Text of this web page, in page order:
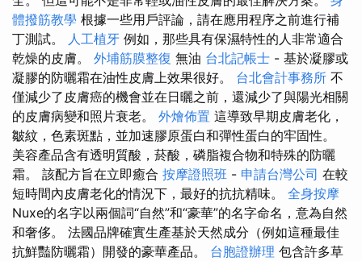
體撥筋教學 根據一些用戶評論，請在應用程序之前進行補
丁測試。 人工植牙 例如，那些具有保濕特性的人非常適合
乾燥的皮膚。 外埔筋膜整復 無油 台北記帳士 - 基於凝膠或
凝膠的防曬霜在油性皮膚上效果很好。 台北會計事務所 不
僅減少了皮膚癌的機會並在日曬之前，還減少了與陽光相關
的皮膚病變和照片衰老。 外燴佈置 這導致早期皮膚老化，
皺紋，色素斑點，並加速膠原蛋白和彈性蛋白的牢固性。
美容產品含有透明質酸，菸酸，磷脂複合物和特殊的防曬
霜。 該配方旨在立即癒合 按摩證照班 - 申請台灣公司 在較
短時間內皮膚老化的情況下，最好的抗抗精味。 全身按摩
Nuxe的名字以兩個詞“自然”和“豪華”的名字命名，意為自然
和奢侈。 法國品牌確實生產基於天然成分（例如這種最佳
抗鮮豔防曬霜）開發的豪華產品。 台胞證辦理 包含許多草